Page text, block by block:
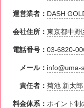
運営業者： DASH
会社住所：東京都中野
電話番号：03-6820-
メール： info@uma-
責任者：菊池 新太郎
料金体系： ポイント制